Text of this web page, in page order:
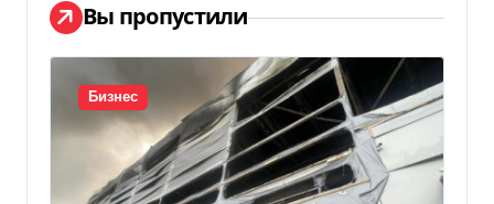
Вы пропустили
Бизнес